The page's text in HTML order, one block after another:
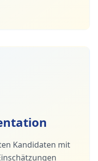
Kandidaten mit